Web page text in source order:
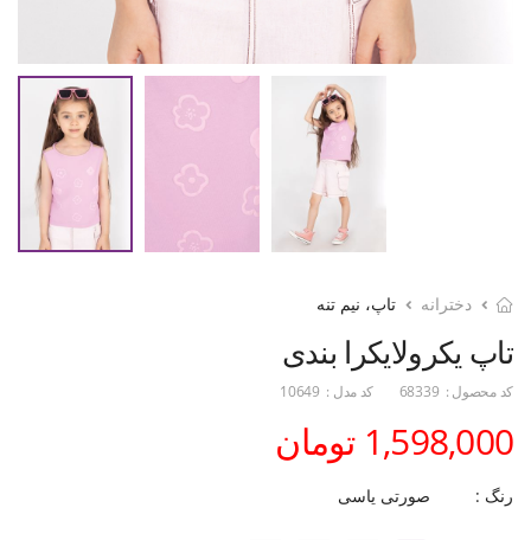
دخترانه تاپ، نیم تنه
تاپ یکرولایکرا بندی
کد محصول : 68339 کد مدل : 10649
1,598,000 تومان
رنگ : صورتی یاسی